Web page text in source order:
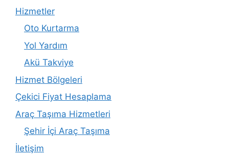
Hizmetler
Oto Kurtarma
Yol Yardım
Akü Takviye
Hizmet Bölgeleri
Çekici Fiyat Hesaplama
Araç Taşıma Hizmetleri
Şehir İçi Araç Taşıma
İletişim